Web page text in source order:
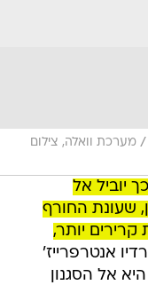
/ מערכת וואלה, צילום
יוביל אל
שעונת החורף
יותר,
אנטרפרייז'
אל הסגנון